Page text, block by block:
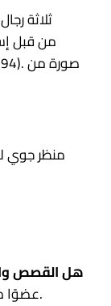
هل القصص
عضوًا مهاجمًا الآن ، ودعم نشر الفنون المستقلة.